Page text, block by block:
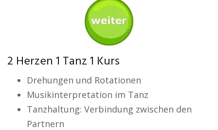
2 Herzen 1 Tanz 1 Kurs
Drehungen und Rotationen
Musikinterpretation im Tanz
Tanzhaltung: Verbindung zwischen den
Partnern